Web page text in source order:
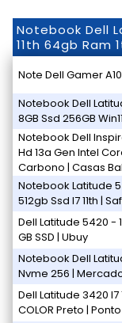
Notebook Dell
11th 64gb Ram
Note Dell Gamer
Notebook Dell
8GB Ssd 256GB
Notebook Dell
Hd 13a Gen Intel
Carbono | Casas
Notebook Latitude
512gb Ssd I7 11th |
Dell Latitude 5420 -
GB SSD | Ubuy
Notebook Dell
Nvme 256 |
Dell Latitude 3420 I7
COLOR Preto |